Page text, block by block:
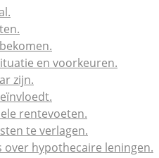
en voorkeuren.
zijn.
rentevoeten.
te verlagen.
over hypothecaire leningen.